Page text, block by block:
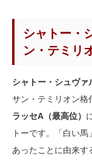
シャトー・
ン・テミリ
シャトー・シュヴ
サン・テミリオン格
ラッセA（最高位）
トーです。「白い
あったことに由来す